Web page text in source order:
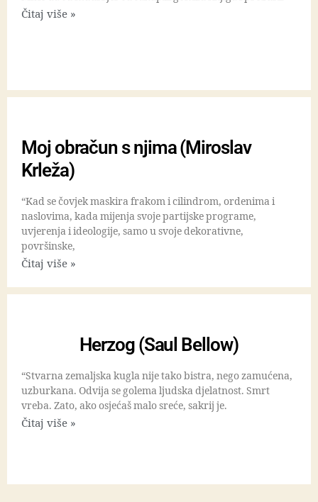
Čitaj više »
Moj obračun s njima (Miroslav
Krleža)
“Kad se čovjek maskira frakom i cilindrom, ordenima i
naslovima, kada mijenja svoje partijske programe,
uvjerenja i ideologije, samo u svoje dekorativne,
površinske,
Čitaj više »
Herzog (Saul Bellow)
“Stvarna zemaljska kugla nije tako bistra, nego zamućena,
uzburkana. Odvija se golema ljudska djelatnost. Smrt
vreba. Zato, ako osjećaš malo sreće, sakrij je.
Čitaj više »